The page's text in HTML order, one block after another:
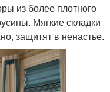
из более плотного
Мягкие складки
защитят в ненастье.